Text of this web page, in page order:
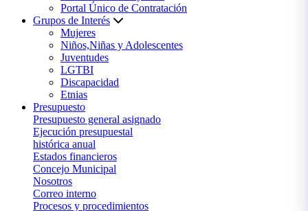
Portal Único de Contratación
Grupos de Interés
Mujeres
Niños,Niñas y Adolescentes
Juventudes
LGTBI
Discapacidad
Etnias
Presupuesto
Presupuesto general asignado
Ejecución presupuestal
histórica anual
Estados financieros
Concejo Municipal
Nosotros
Correo interno
Procesos y procedimientos